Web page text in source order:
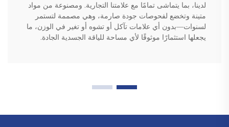
لدينا، بما يتماشى تمامًا مع علامتنا التجارية. ومصنوعة من مواد
متينة وتخضع لفحوصات جودة صارمة، وهي مصممة لتستمر
لسنوات—بدون أي علامات تآكل أو تشوه أو تغير في الوزن، ما
يجعلها استثمارًا موثوقًا لأي مساحة للياقة الجسدية الجادة.